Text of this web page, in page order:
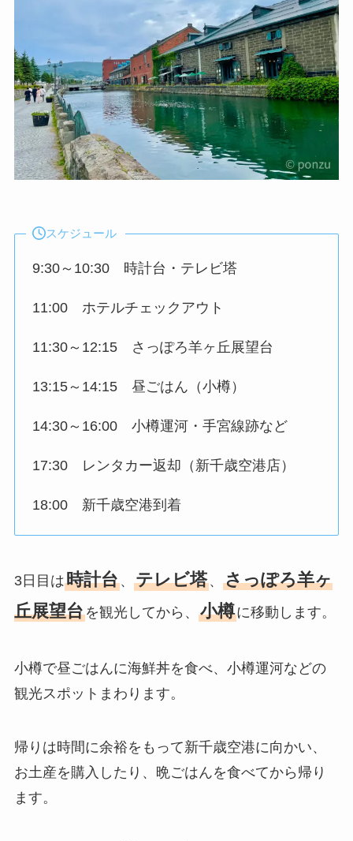
スケジュール
9:30～10:30 時計台・テレビ塔
11:00 ホテルチェックアウト
11:30～12:15 さっぽろ羊ヶ丘展望台
13:15～14:15 昼ごはん（小樽）
14:30～16:00 小樽運河・手宮線跡など
17:30 レンタカー返却（新千歳空港店）
18:00 新千歳空港到着
3日目は時計台、 テレビ塔、 さっぽろ羊ヶ
丘展望台を観光してから、 小樽に移動します。
小樽で昼ごはんに海鮮丼を食べ、小樽運河などの
観光スポットまわります。
帰りは時間に余裕をもって新千歳空港に向かい、
お土産を購入したり、晩ごはんを食べてから帰り
ます。